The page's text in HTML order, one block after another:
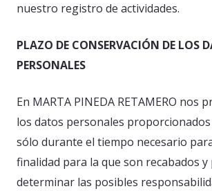
nuestro registro de actividades.
PLAZO DE CONSERVACIÓN DE LOS
PERSONALES
En MARTA PINEDA RETAMERO nos
los datos personales
sólo durante el tiempo necesario
finalidad para la que son recabados y
determinar las posibles